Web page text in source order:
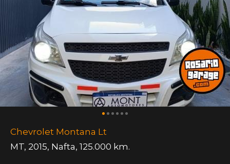
Chevrolet Montana Lt
MT, 2015, Nafta, 125.000 km.